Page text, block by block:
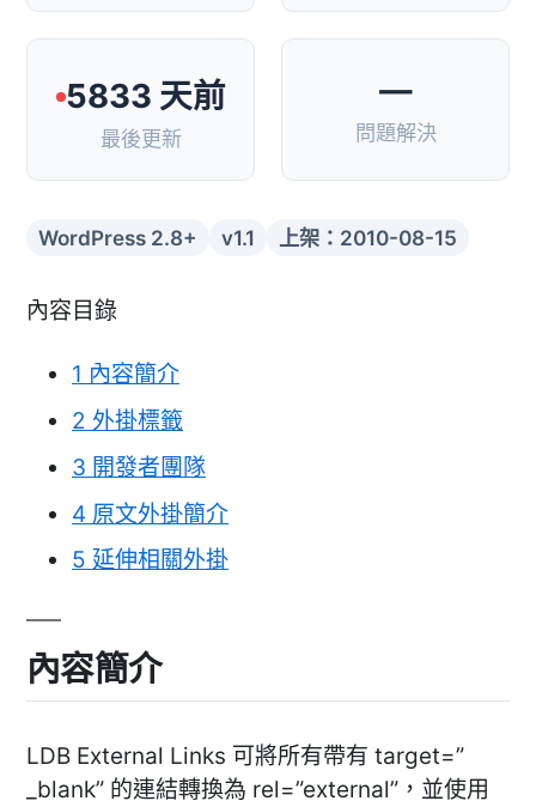
5833 天前
最後更新
—
問題解決
WordPress 2.8+ v1.1 上架：2010-08-15
內容目錄
1 內容簡介
2 外掛標籤
3 開發者團隊
4 原文外掛簡介
5 延伸相關外掛
內容簡介
LDB External Links 可將所有帶有 target=”
_blank” 的連結轉換為 rel=”external”，並使用